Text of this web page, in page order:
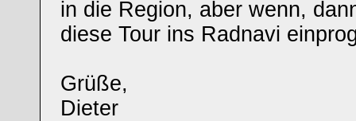
in die Region, aber wenn,
diese Tour ins Radnavi
Grüße,
Dieter